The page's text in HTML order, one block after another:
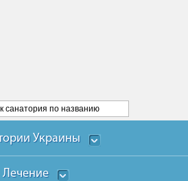
Украины
Лечение